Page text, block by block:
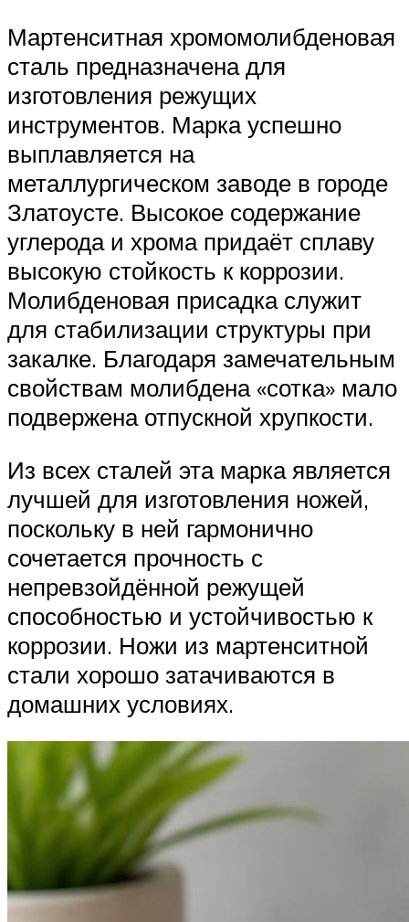
Мартенситная хромомолибденовая
сталь предназначена для
изготовления режущих
инструментов. Марка успешно
выплавляется на
металлургическом заводе в городе
Златоусте. Высокое содержание
углерода и хрома придаёт сплаву
высокую стойкость к коррозии.
Молибденовая присадка служит
для стабилизации структуры при
закалке. Благодаря замечательным
свойствам молибдена «сотка» мало
подвержена отпускной хрупкости.
Из всех сталей эта марка является
лучшей для изготовления ножей,
поскольку в ней гармонично
сочетается прочность с
непревзойдённой режущей
способностью и устойчивостью к
коррозии. Ножи из мартенситной
стали хорошо затачиваются в
домашних условиях.